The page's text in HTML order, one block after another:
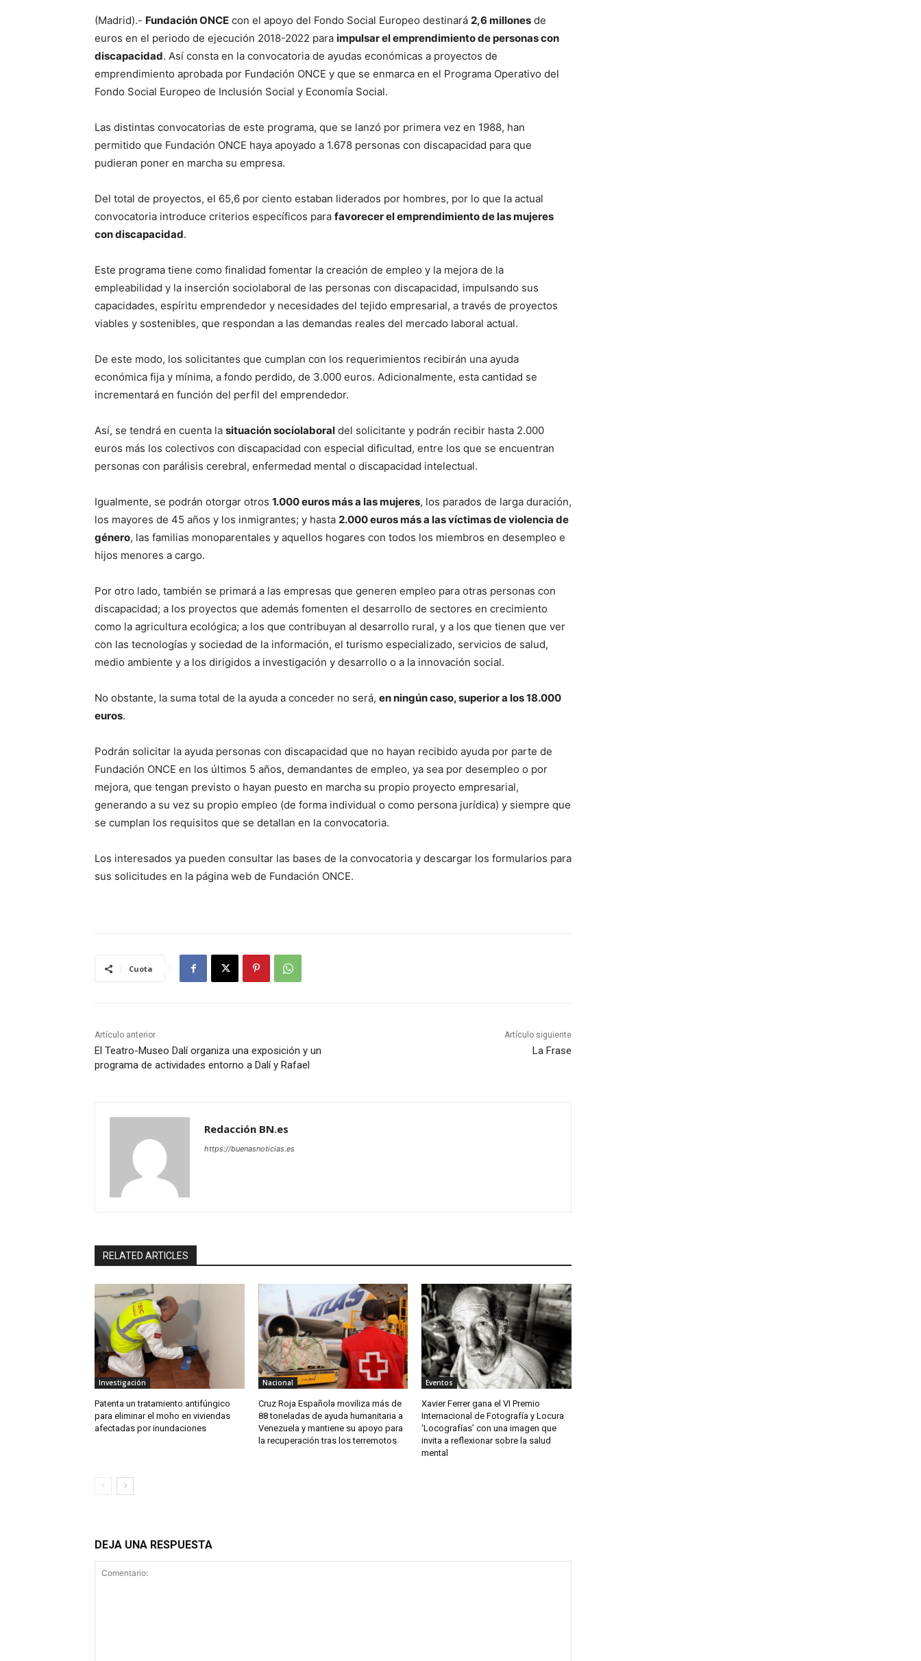
(Madrid).- Fundación ONCE con el apoyo del Fondo Social Europeo destinará 2,6 millones de
euros en el periodo de ejecución 2018-2022 para impulsar el emprendimiento de personas con
discapacidad. Así consta en la convocatoria de ayudas económicas a proyectos de
emprendimiento aprobada por Fundación ONCE y que se enmarca en el Programa Operativo del
Fondo Social Europeo de Inclusión Social y Economía Social.
Las distintas convocatorias de este programa, que se lanzó por primera vez en 1988, han
permitido que Fundación ONCE haya apoyado a 1.678 personas con discapacidad para que
pudieran poner en marcha su empresa.
Del total de proyectos, el 65,6 por ciento estaban liderados por hombres, por lo que la actual
convocatoria introduce criterios específicos para favorecer el emprendimiento de las mujeres
con discapacidad.
Este programa tiene como finalidad fomentar la creación de empleo y la mejora de la
empleabilidad y la inserción sociolaboral de las personas con discapacidad, impulsando sus
capacidades, espíritu emprendedor y necesidades del tejido empresarial, a través de proyectos
viables y sostenibles, que respondan a las demandas reales del mercado laboral actual.
De este modo, los solicitantes que cumplan con los requerimientos recibirán una ayuda
económica fija y mínima, a fondo perdido, de 3.000 euros. Adicionalmente, esta cantidad se
incrementará en función del perfil del emprendedor.
Así, se tendrá en cuenta la situación sociolaboral del solicitante y podrán recibir hasta 2.000
euros más los colectivos con discapacidad con especial dificultad, entre los que se encuentran
personas con parálisis cerebral, enfermedad mental o discapacidad intelectual.
Igualmente, se podrán otorgar otros 1.000 euros más a las mujeres, los parados de larga duración,
los mayores de 45 años y los inmigrantes; y hasta 2.000 euros más a las víctimas de violencia de
género, las familias monoparentales y aquellos hogares con todos los miembros en desempleo e
hijos menores a cargo.
Por otro lado, también se primará a las empresas que generen empleo para otras personas con
discapacidad; a los proyectos que además fomenten el desarrollo de sectores en crecimiento
como la agricultura ecológica; a los que contribuyan al desarrollo rural, y a los que tienen que ver
con las tecnologías y sociedad de la información, el turismo especializado, servicios de salud,
medio ambiente y a los dirigidos a investigación y desarrollo o a la innovación social.
No obstante, la suma total de la ayuda a conceder no será, en ningún caso, superior a los 18.000
euros.
Podrán solicitar la ayuda personas con discapacidad que no hayan recibido ayuda por parte de
Fundación ONCE en los últimos 5 años, demandantes de empleo, ya sea por desempleo o por
mejora, que tengan previsto o hayan puesto en marcha su propio proyecto empresarial,
generando a su vez su propio empleo (de forma individual o como persona jurídica) y siempre que
se cumplan los requisitos que se detallan en la convocatoria.
Los interesados ya pueden consultar las bases de la convocatoria y descargar los formularios para
sus solicitudes en la página web de Fundación ONCE.
Cuota
Artículo anterior
El Teatro-Museo Dalí organiza una exposición y un
programa de actividades entorno a Dalí y Rafael
Artículo siguiente
La Frase
Redacción BN.es
https://buenasnoticias.es
RELATED ARTICLES
Investigación
Patenta un tratamiento antifúngico
para eliminar el moho en viviendas
afectadas por inundaciones
Nacional
Cruz Roja Española moviliza más de
88 toneladas de ayuda humanitaria a
Venezuela y mantiene su apoyo para
la recuperación tras los terremotos
Eventos
Xavier Ferrer gana el VI Premio
Internacional de Fotografía y Locura
‘Locografías’ con una imagen que
invita a reflexionar sobre la salud
mental
DEJA UNA RESPUESTA